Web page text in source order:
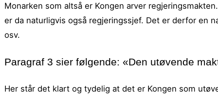
Monarken som altså er Kongen arver
er da naturligvis også regjeringssjef. Det er derfor en
osv.
Paragraf 3 sier følgende: «Den utøvende
Her står det klart og tydelig at det er Kongen som